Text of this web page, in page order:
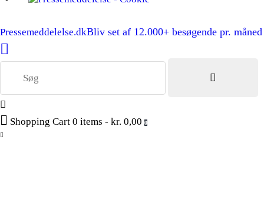
Pressemeddelelse.dkBliv set af 12.000+ besøgende pr. måned
Shopping Cart 0 items - kr. 0,00 0